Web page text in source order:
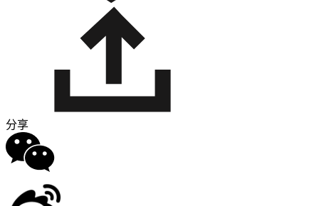
分享